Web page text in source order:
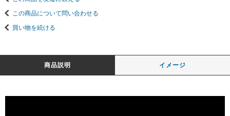
この商品について問い合わせる
買い物を続ける
商品説明 イメージ